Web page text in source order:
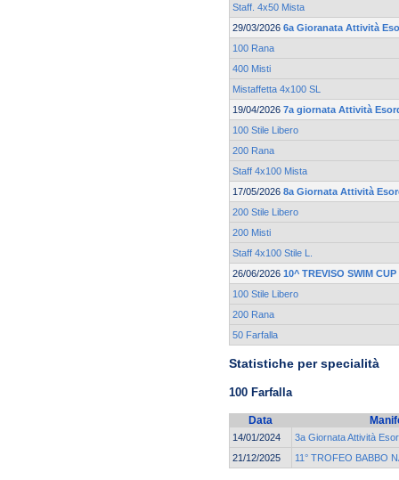
Staff. 4x50 Mista
29/03/2026 6a Gioranata Attività
100 Rana
400 Misti
Mistaffetta 4x100 SL
19/04/2026 7a giornata Attività
100 Stile Libero
200 Rana
Staff 4x100 Mista
17/05/2026 8a Giornata Attività
200 Stile Libero
200 Misti
Staff 4x100 Stile L.
26/06/2026 10^ TREVISO SWIM CUP
100 Stile Libero
200 Rana
50 Farfalla
Statistiche per specialità
100 Farfalla
Data
14/01/2024
3a Giornata Attività
21/12/2025
11° TROFEO BABBO